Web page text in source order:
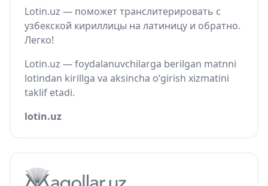
Lotin.uz — поможет транслитерировать с
узбекской кириллицы на латиницу и обратно.
Легко!
Lotin.uz — foydalanuvchilarga berilgan matnni
lotindan kirillga va aksincha o‘girish xizmatini
taklif etadi.
lotin.uz